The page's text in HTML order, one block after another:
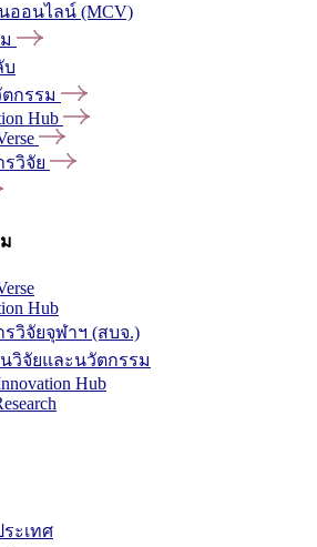
ออนไลน์ (MCV)
บ
กรรม
Hub
วิจัย
Hub
วิจัยจุฬาฯ (สบจ.)
วิจัยและนวัตกรรม
Hub
ะเทศ